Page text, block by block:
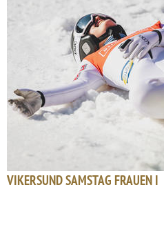
VIKERSUND SAMSTAG FRAUEN I